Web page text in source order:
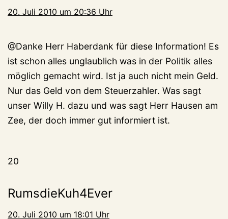
20. Juli 2010 um 20:36 Uhr
@Danke Herr Haberdank für diese Information! Es
ist schon alles unglaublich was in der Politik alles
möglich gemacht wird. Ist ja auch nicht mein Geld.
Nur das Geld von dem Steuerzahler. Was sagt
unser Willy H. dazu und was sagt Herr Hausen am
Zee, der doch immer gut informiert ist.
20
RumsdieKuh4Ever
20. Juli 2010 um 18:01 Uhr